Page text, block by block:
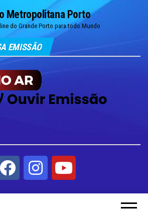
Metropolitana Porto
do Grande Porto para todo Mundo
EMISSÃO